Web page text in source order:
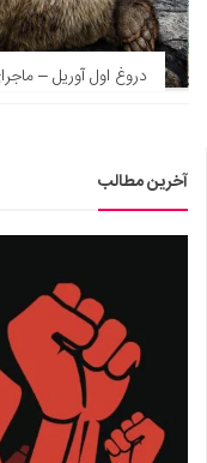
دروغ اول آوریل –
آخرین مطالب